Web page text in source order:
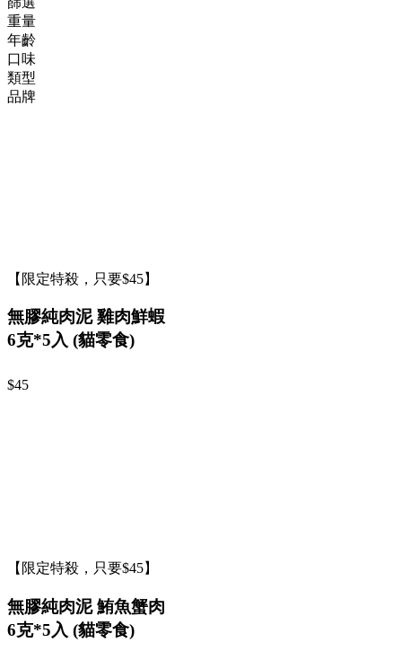
重量
年齡
口味
類型
品牌
【限定特殺，只要$45】
無膠純肉泥 雞肉鮮蝦
6克*5入 (貓零食)
$45
【限定特殺，只要$45】
無膠純肉泥 鮪魚蟹肉
6克*5入 (貓零食)